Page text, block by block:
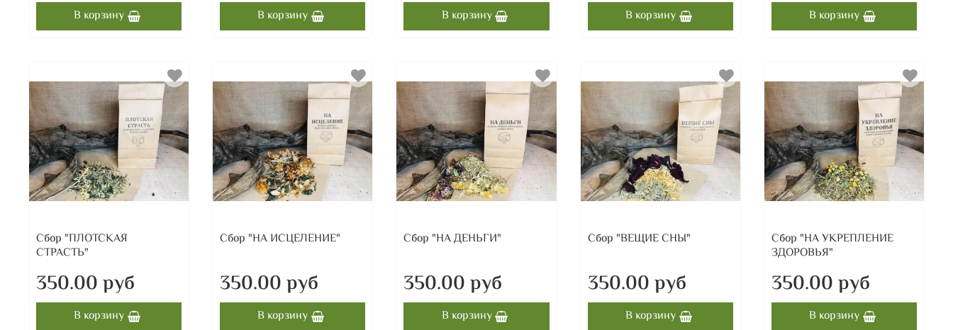
В корзину В корзину В корзину В корзину В корзину
Сбор "ПЛОТСКАЯ
СТРАСТЬ"
350.00 руб
В корзину
Сбор "НА ИСЦЕЛЕНИЕ"
350.00 руб
В корзину
Сбор "НА ДЕНЬГИ"
350.00 руб
В корзину
Сбор "ВЕЩИЕ СНЫ"
350.00 руб
В корзину
Сбор "НА УКРЕПЛЕНИЕ
ЗДОРОВЬЯ"
350.00 руб
В корзину